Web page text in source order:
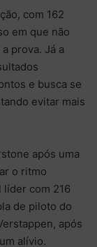
com 162
em que não
prova. Já a
e busca se
evitar mais
após uma
o ritmo
líder com 216
de piloto do
após
alívio.